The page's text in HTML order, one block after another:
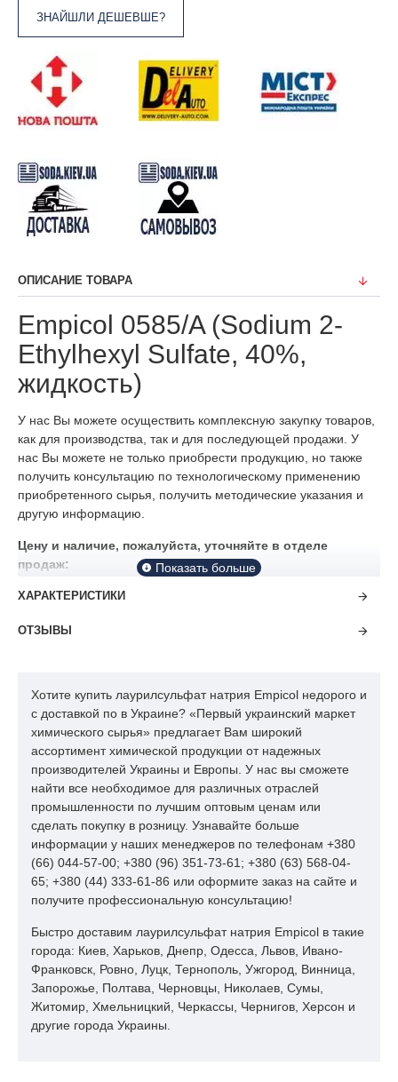
ЗНАЙШЛИ ДЕШЕВШЕ?
ОПИСАНИЕ ТОВАРА
Empicol 0585/A (Sodium 2-
Ethylhexyl Sulfate, 40%,
жидкость)
У нас Вы можете осуществить комплексную закупку товаров,
как для производства, так и для последующей продажи. У
нас Вы можете не только приобрести продукцию, но также
получить консультацию по технологическому применению
приобретенного сырья, получить методические указания и
другую информацию.
Цену и наличие, пожалуйста, уточняйте в отделе
продаж:
ХАРАКТЕРИСТИКИ
ОТЗЫВЫ
Хотите купить лаурилсульфат натрия Empicol недорого и
с доставкой по в Украине? «Первый украинский маркет
химического сырья» предлагает Вам широкий
ассортимент химической продукции от надежных
производителей Украины и Европы. У нас вы сможете
найти все необходимое для различных отраслей
промышленности по лучшим оптовым ценам или
сделать покупку в розницу. Узнавайте больше
информации у наших менеджеров по телефонам +380
(66) 044-57-00; +380 (96) 351-73-61; +380 (63) 568-04-
65; +380 (44) 333-61-86 или оформите заказ на сайте и
получите профессиональную консультацию!
Быстро доставим лаурилсульфат натрия Empicol в такие
города: Киев, Харьков, Днепр, Одесса, Львов, Ивано-
Франковск, Ровно, Луцк, Тернополь, Ужгород, Винница,
Запорожье, Полтава, Черновцы, Николаев, Сумы,
Житомир, Хмельницкий, Черкассы, Чернигов, Херсон и
другие города Украины.